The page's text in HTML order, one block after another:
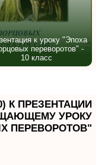
к уроку "Эпоха
переворотов" -
10 класс
К ПРЕЗЕНТАЦИИ
УРОКУ
ПЕРЕВОРОТОВ"